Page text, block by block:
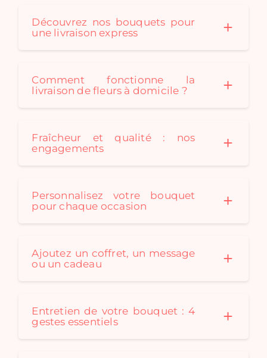
écologique !
Découvrez nos bouquets pour
une livraison express
Comment fonctionne la
livraison de fleurs à domicile ?
Fraîcheur et qualité : nos
engagements
Personnalisez votre bouquet
pour chaque occasion
Ajoutez un coffret, un message
ou un cadeau
Entretien de votre bouquet : 4
gestes essentiels